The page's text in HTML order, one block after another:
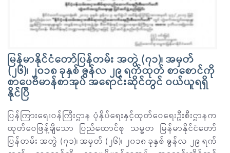
မြန်မာနိုင်ငံတော်ပြန်တမ်း အတွဲ (၇၁)၊ အမှတ်
(၂၆)၊ ၂၀၁၈ ခုနှစ် ဇွန်လ ၂၉ ရက်ထုတ် စာစောင်ကို
စာပေဗိမာန်စာအုပ် အရောင်းဆိုင်တွင် ဝယ်ယူရရှိ
နိုင်ပြီ
ပြန်ကြားရေးဝန်ကြီးဌာန ပုံနှိပ်ရေးနှင့်ထုတ်ဝေရေးဦးစီးဌာနက
ထုတ်ဝေဖြန့်ချိသော ပြည်ထောင်စု သမ္မတ မြန်မာနိုင်ငံတော်
ပြန်တမ်း အတွဲ (၇၁)၊ အမှတ် (၂၆)၊ ၂၀၁၈ ခုနှစ် ဇွန်လ ၂၉ ရက်